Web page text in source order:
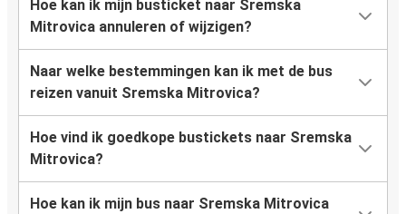
Hoe kan ik mijn busticket naar Sremska
Mitrovica annuleren of wijzigen?
Naar welke bestemmingen kan ik met de bus
reizen vanuit Sremska Mitrovica?
Hoe vind ik goedkope bustickets naar Sremska
Mitrovica?
Hoe kan ik mijn bus naar Sremska Mitrovica